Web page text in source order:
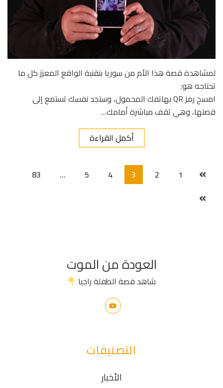
لمشاهدة قصة هذا الأم من سوريا بتقنية الواقع المعزز كل ما
تحتاجه هو:
امسح رمز QR بهاتفك المحمول، وستجد نفسك تستمع إلى
قصتها، وهي تقف مباشرة أمامك…
أكمل القراءة
1
2
3
4
5
…
83
العودة من الموت
شاهد قصة الطفلة راجيا
التصنيفات
الأخبار